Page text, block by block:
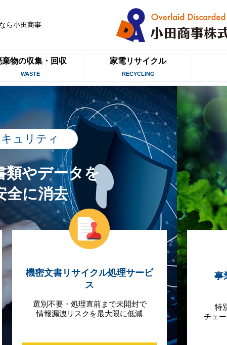
ら小田商事
棄物の収集・回収
WASTE
家電リサイクル
RECYCLING
ュリティ
類やデータを
全に消去
機密文書リサイクル処理サービ
ス
選別不要・処理直前まで未開封で
情報漏洩リスクを最大限に低減
事
特
チェ